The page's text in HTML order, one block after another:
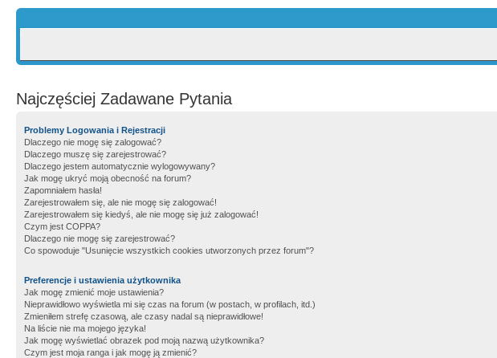
Najczęściej Zadawane Pytania
Problemy Logowania i Rejestracji
Dlaczego nie mogę się zalogować?
Dlaczego muszę się zarejestrować?
Dlaczego jestem automatycznie wylogowywany?
Jak mogę ukryć moją obecność na forum?
Zapomniałem hasła!
Zarejestrowałem się, ale nie mogę się zalogować!
Zarejestrowałem się kiedyś, ale nie mogę się już zalogować!
Czym jest COPPA?
Dlaczego nie mogę się zarejestrować?
Co spowoduje "Usunięcie wszystkich cookies utworzonych przez forum"?
Preferencje i ustawienia użytkownika
Jak mogę zmienić moje ustawienia?
Nieprawidłowo wyświetla mi się czas na forum (w postach, w profilach, itd.)
Zmieniłem strefę czasową, ale czasy nadal są nieprawidłowe!
Na liście nie ma mojego języka!
Jak mogę wyświetlać obrazek pod moją nazwą użytkownika?
Czym jest moja ranga i jak mogę ją zmienić?